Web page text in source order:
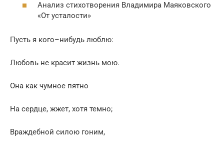
Анализ стихотворения Владимира Маяковского
«От усталости»
Пусть я кого–нибудь люблю:
Любовь не красит жизнь мою.
Она как чумное пятно
На сердце, жжет, хотя темно;
Враждебной силою гоним,